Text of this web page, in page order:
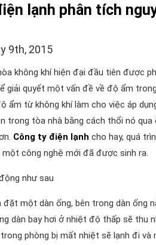
lạnh phân tích
9th, 2015
không khí hiện đại đầu tiên được
giải quyết một vấn đề về độ ẩm
ẩm từ không khí làm cho việc áp
trong tòa nhà bằng cách thổi nó
Công ty điện lạnh cho hay, quá
một công nghệ mới đã được sinh ra.
như sau
đặt một dàn ống, bên trong dàn ống
dàn bay hơi ở nhiệt độ thấp sẽ thu
phòng bị mất nhiệt sẽ lạnh đi